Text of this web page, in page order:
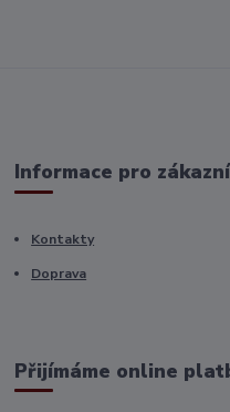
Informace pro
Kontakty
Doprava
Přijímáme online